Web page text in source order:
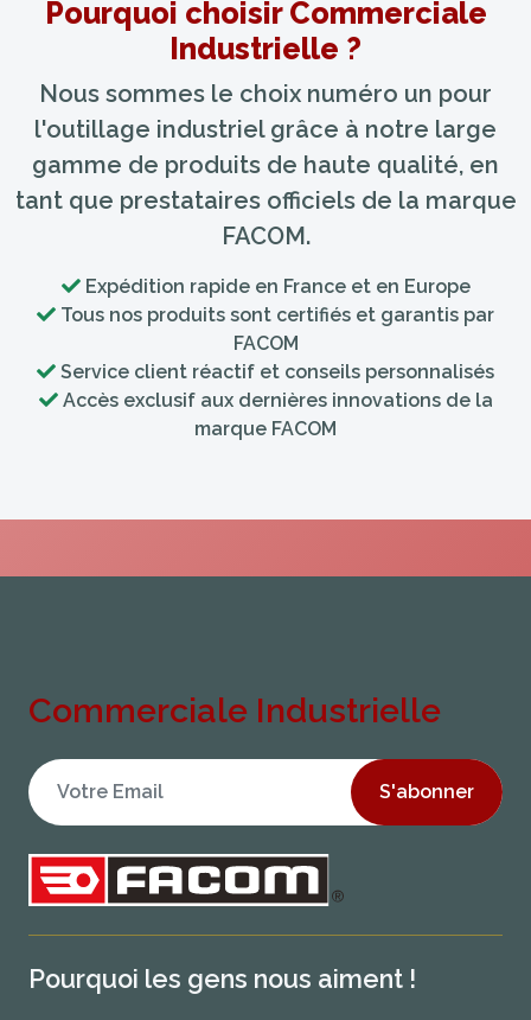
Pourquoi choisir Commerciale
Industrielle ?
Nous sommes le choix numéro un pour
l'outillage industriel grâce à notre large
gamme de produits de haute qualité, en
tant que prestataires officiels de la marque
FACOM.
Expédition rapide en France et en Europe
Tous nos produits sont certifiés et garantis par
FACOM
Service client réactif et conseils personnalisés
Accès exclusif aux dernières innovations de la
marque FACOM
Commerciale Industrielle
S'abonner
Pourquoi les gens nous aiment !